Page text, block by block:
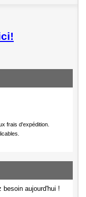
frais d'expédition.
aujourd'hui !